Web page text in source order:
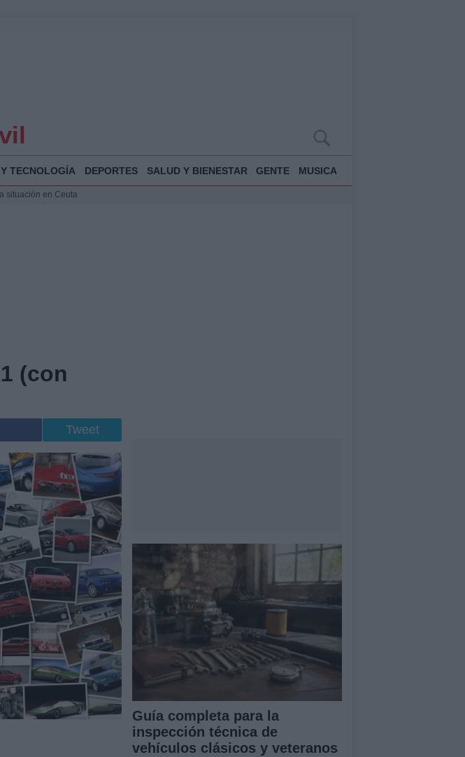
TECNOLOGÍA DEPORTES SALUD Y BIENESTAR GENTE MUSICA
situación en Ceuta
de migrantes
(con
Tweet
Guía completa para la
inspección técnica de
vehículos clásicos y veteranos